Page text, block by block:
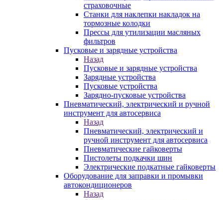
страховочные
Станки для наклепки накладок на
тормозные колодки
Прессы для утилизации масляных
фильтров
Пусковые и зарядные устройства
Назад
Пусковые и зарядные устройства
Зарядные устройства
Пусковые устройства
Зарядно-пусковые устройства
Пневматический, электрический и ручной
инструмент для автосервиса
Назад
Пневматический, электрический и
ручной инструмент для автосервиса
Пневматические гайковерты
Пистолеты подкачки шин
Электрические подкатные гайковерты
Оборудование для заправки и промывки
автокондиционеров
Назад